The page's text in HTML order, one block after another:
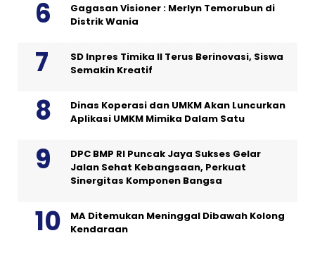
Gagasan Visioner : Merlyn Temorubun di
Distrik Wania
SD Inpres Timika II Terus Berinovasi, Siswa
Semakin Kreatif
Dinas Koperasi dan UMKM Akan Luncurkan
Aplikasi UMKM Mimika Dalam Satu
DPC BMP RI Puncak Jaya Sukses Gelar
Jalan Sehat Kebangsaan, Perkuat
Sinergitas Komponen Bangsa
MA Ditemukan Meninggal Dibawah Kolong
Kendaraan